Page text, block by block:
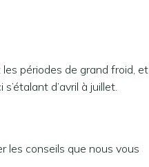
périodes de grand froid, et
d’avril à juillet.
les conseils que nous vous